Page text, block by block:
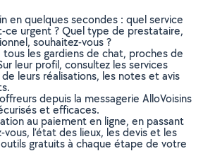
en quelques secondes : quel service
ce urgent ? Quel type de prestataire,
souhaitez-vous ?
les gardiens de chat, proches de
leur profil, consultez les services
leurs réalisations, les notes et avis
depuis la messagerie AlloVoisins
et efficaces.
au paiement en ligne, en passant
l’état des lieux, les devis et les
gratuits à chaque étape de votre